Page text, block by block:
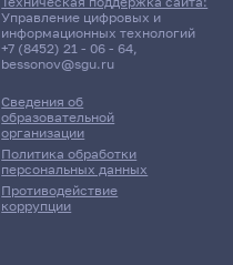
Сведения об
образовательной
организации
Политика обработки
персональных данных
Противодействие
коррупции
Управление цифровых и
информационных технологий
+7 (8452) 21 - 06 - 64,
bessonov@sgu.ru